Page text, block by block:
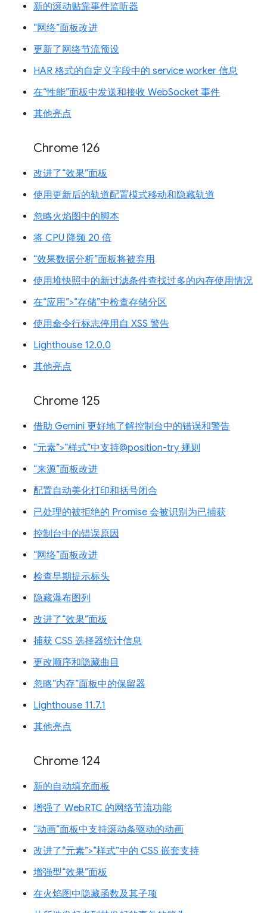
新的滚动贴靠事件监听器
“网络”面板改进
更新了网络节流预设
HAR 格式的自定义字段中的 service worker 信息
在“性能”面板中发送和接收 WebSocket 事件
其他亮点
Chrome 126
改进了“效果”面板
使用更新后的轨道配置模式移动和隐藏轨道
忽略火焰图中的脚本
将 CPU 降频 20 倍
“效果数据分析”面板将被弃用
使用堆快照中的新过滤条件查找过多的内存使用情况
在“应用”>“存储”中检查存储分区
使用命令行标志停用自 XSS 警告
Lighthouse 12.0.0
其他亮点
Chrome 125
借助 Gemini 更好地了解控制台中的错误和警告
“元素”>“样式”中支持@position-try 规则
“来源”面板改进
配置自动美化打印和括号闭合
已处理的被拒绝的 Promise 会被识别为已捕获
控制台中的错误原因
“网络”面板改进
检查早期提示标头
隐藏瀑布图列
改进了“效果”面板
捕获 CSS 选择器统计信息
更改顺序和隐藏曲目
忽略“内存”面板中的保留器
Lighthouse 11.7.1
其他亮点
Chrome 124
新的自动填充面板
增强了 WebRTC 的网络节流功能
“动画”面板中支持滚动条驱动的动画
改进了“元素”>“样式”中的 CSS 嵌套支持
增强型“效果”面板
在火焰图中隐藏函数及其子项